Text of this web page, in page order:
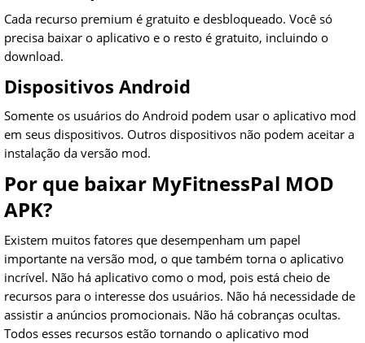
Cada recurso premium é gratuito e desbloqueado. Você só
precisa baixar o aplicativo e o resto é gratuito, incluindo o
download.
Dispositivos Android
Somente os usuários do Android podem usar o aplicativo mod
em seus dispositivos. Outros dispositivos não podem aceitar a
instalação da versão mod.
Por que baixar MyFitnessPal MOD
APK?
Existem muitos fatores que desempenham um papel
importante na versão mod, o que também torna o aplicativo
incrível. Não há aplicativo como o mod, pois está cheio de
recursos para o interesse dos usuários. Não há necessidade de
assistir a anúncios promocionais. Não há cobranças ocultas.
Todos esses recursos estão tornando o aplicativo mod